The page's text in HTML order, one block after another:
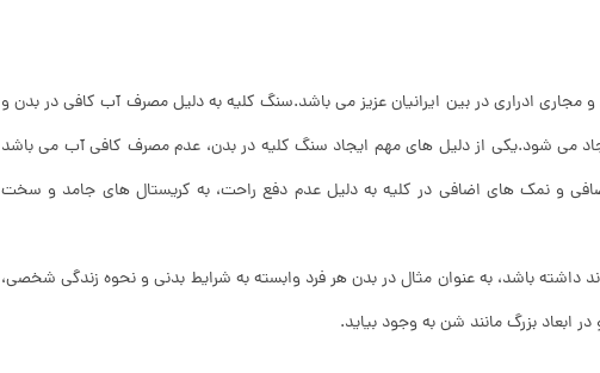
مجاری ادراری در بین ایرانیان عزیز می باشد.سنگ کلیه به دلیل مصرف آب کافی در بدن و
می شود.یکی از دلیل های مهم ایجاد سنگ کلیه در بدن، عدم مصرف کافی آب می باشد
و نمک های اضافی در کلیه به دلیل عدم دفع راحت، به کریستال های جامد و سخت
داشته باشد، به عنوان مثال در بدن هر فرد وابسته به شرایط بدنی و نحوه زندگی شخصی،
ابعاد بزرگ مانند شن به وجود بیاید.